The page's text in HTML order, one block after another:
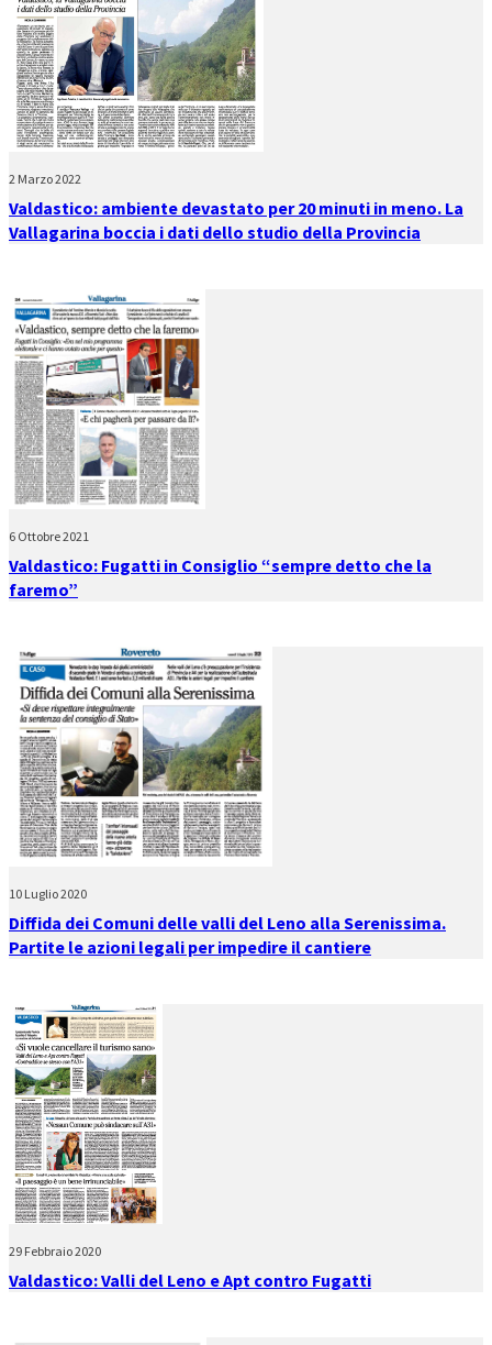
2 Marzo 2022
Valdastico: ambiente devastato per 20 minuti in meno. La
Vallagarina boccia i dati dello studio della Provincia
6 Ottobre 2021
Valdastico: Fugatti in Consiglio “sempre detto che la
faremo”
10 Luglio 2020
Diffida dei Comuni delle valli del Leno alla Serenissima.
Partite le azioni legali per impedire il cantiere
29 Febbraio 2020
Valdastico: Valli del Leno e Apt contro Fugatti